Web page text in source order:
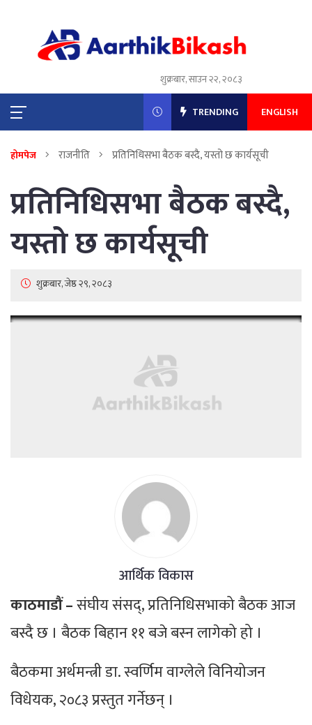
शुक्रबार, साउन २२, २०८३
TRENDING ENGLISH
होमपेज राजनीति प्रतिनिधिसभा बैठक बस्दै, यस्तो छ कार्यसूची
प्रतिनिधिसभा बैठक बस्दै,
यस्तो छ कार्यसूची
शुक्रबार, जेष्ठ २९, २०८३
आर्थिक विकास
काठमाडौं –संघीय संसद्, प्रतिनिधिसभाको बैठक आज
बस्दै छ । बैठक बिहान ११ बजे बस्न लागेको हो ।
बैठकमा अर्थमन्त्री डा. स्वर्णिम वाग्लेले विनियोजन
विधेयक, २०८३ प्रस्तुत गर्नेछन् ।